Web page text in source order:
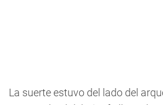
La suerte estuvo del lado del